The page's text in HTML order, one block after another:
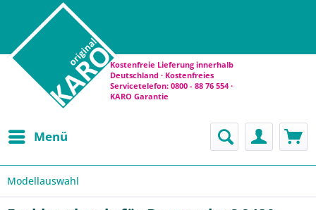
Kostenfreie Lieferung innerhalb
Deutschland · Kostenfreies
Servicetelefon: 0800 - 88 76 554 ·
KARO Garantie
Menü
Modellauswahl